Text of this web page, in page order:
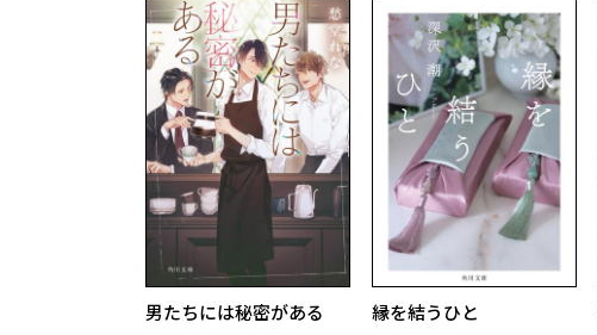
男たちには秘密がある 縁を結うひと